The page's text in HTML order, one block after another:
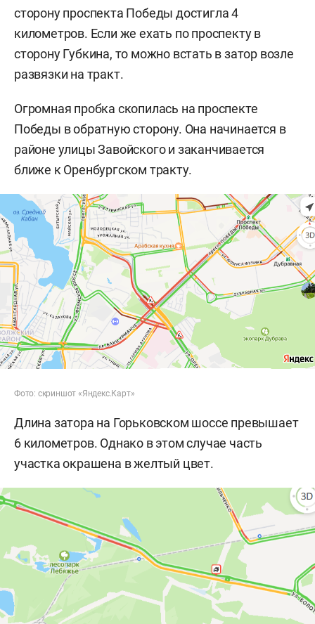
сторону проспекта Победы достигла 4
километров. Если же ехать по проспекту в
сторону Губкина, то можно встать в затор возле
развязки на тракт.
Огромная пробка скопилась на проспекте
Победы в обратную сторону. Она начинается в
районе улицы Завойского и заканчивается
ближе к Оренбургском тракту.
Фото: скриншот «Яндекс.Карт»
Длина затора на Горьковском шоссе превышает
6 километров. Однако в этом случае часть
участка окрашена в желтый цвет.